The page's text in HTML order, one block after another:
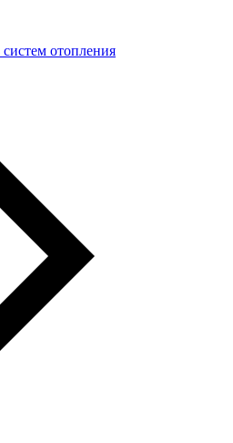
систем отопления